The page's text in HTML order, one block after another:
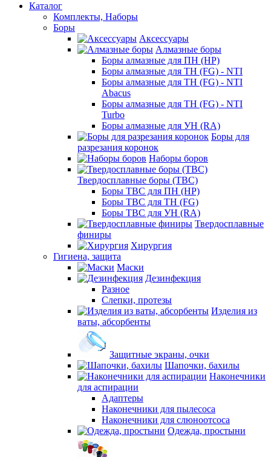
Каталог
Комплекты, Наборы
Боры
Аксессуары
Алмазные боры
Боры алмазные для ПН (HP)
Боры алмазные для ТН (FG) - NTI
Боры алмазные для ТН (FG) - NTI
Abacus
Боры алмазные для ТН (FG) - NTI
Turbo
Боры алмазные для УН (RA)
Боры для
разрезания коронок
Наборы боров
Твердосплавные боры (ТВС)
Боры ТВС для ПН (HP)
Боры ТВС для ТН (FG)
Боры ТВС для УН (RA)
Твердосплавные
финиры
Хирургия
Гигиена, защита
Маски
Дезинфекция
Разное
Слепки, протезы
Изделия из
ваты, абсорбенты
Защитные экраны, очки
Шапочки, бахилы
Наконечники
для аспирации
Адаптеры
Наконечники для пылесоса
Наконечники для слюноотсоса
Одежда, простыни